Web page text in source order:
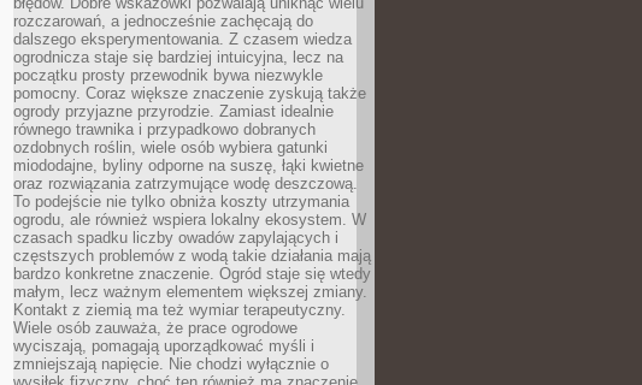
rozczarowań, a jednocześnie zachęcają do
dalszego eksperymentowania. Z czasem wiedza
ogrodnicza staje się bardziej intuicyjna, lecz na
początku prosty przewodnik bywa niezwykle
pomocny. Coraz większe znaczenie zyskują także
ogrody przyjazne przyrodzie. Zamiast idealnie
równego trawnika i przypadkowo dobranych
ozdobnych roślin, wiele osób wybiera gatunki
miododajne, byliny odporne na suszę, łąki kwietne
oraz rozwiązania zatrzymujące wodę deszczową.
To podejście nie tylko obniża koszty utrzymania
ogrodu, ale również wspiera lokalny ekosystem. W
czasach spadku liczby owadów zapylających i
częstszych problemów z wodą takie działania mają
bardzo konkretne znaczenie. Ogród staje się wtedy
małym, lecz ważnym elementem większej zmiany.
Kontakt z ziemią ma też wymiar terapeutyczny.
Wiele osób zauważa, że prace ogrodowe
wyciszają, pomagają uporządkować myśli i
zmniejszają napięcie. Nie chodzi wyłącznie o